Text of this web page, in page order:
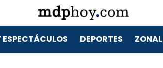
ESPECTÁCULOS DEPORTES ZONAL